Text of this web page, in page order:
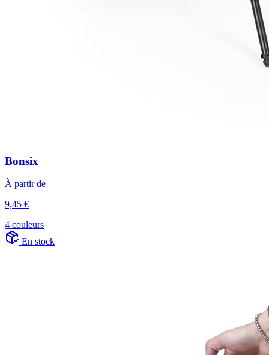
Bonsix
À partir de
9,45 €
4 couleurs
En stock